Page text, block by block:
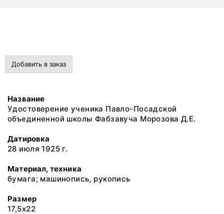
Добавить в заказ
Название
Удостоверение ученика Павло-Посадской
объединенной школы Фабзавуча Морозова Д.Е.
Датировка
28 июля 1925 г.
Материал, техника
бумага; машинопись, рукопись
Размер
17,5х22